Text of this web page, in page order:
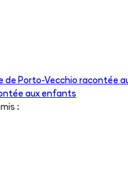
de Porto-Vecchio racontée
aux enfants
: